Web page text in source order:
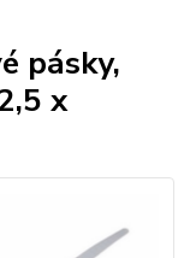
pásky,
x